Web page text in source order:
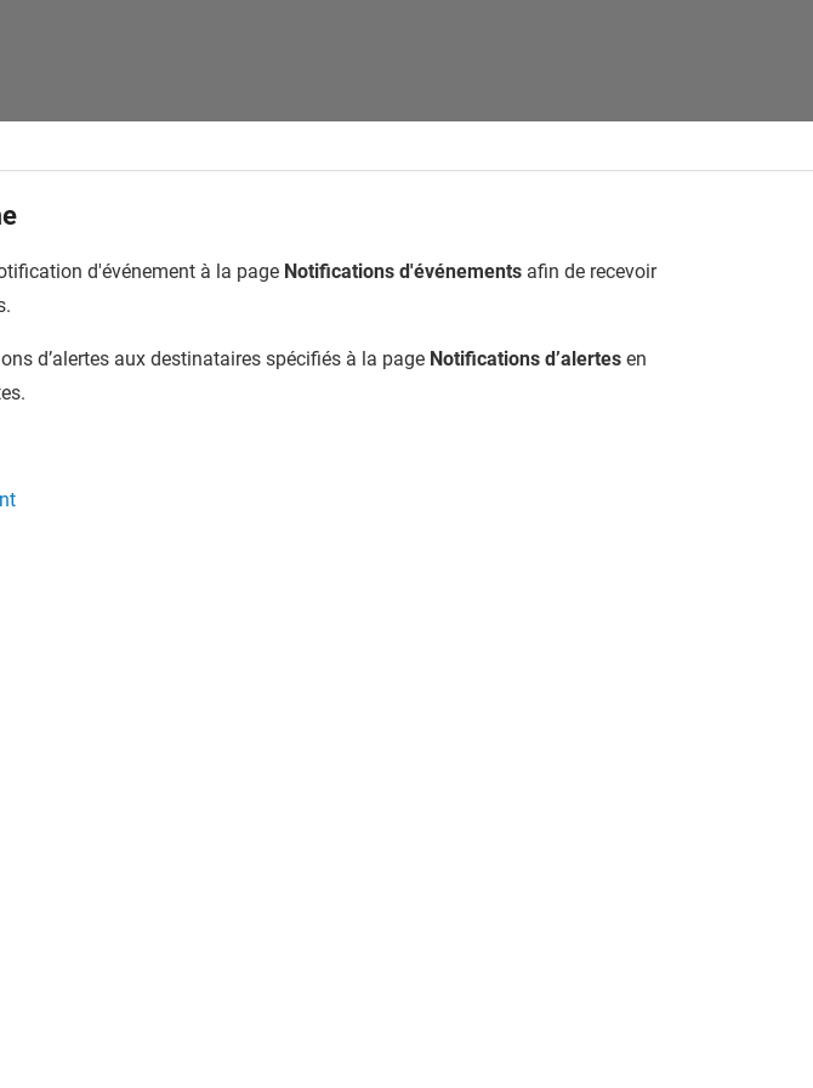
d'événement à la page Notifications d'événements afin de recevoir
d’alertes aux destinataires spécifiés à la page Notifications d’alertes en